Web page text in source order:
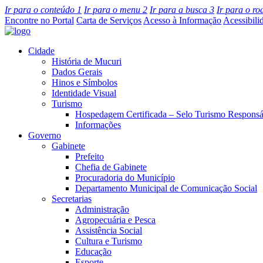
Ir para o conteúdo 1 Ir para o menu 2 Ir para a busca 3 Ir para o
Encontre no Portal Carta de Serviços Acesso à Informação
Cidade
História de Mucuri
Dados Gerais
Hinos e Símbolos
Identidade Visual
Turismo
Hospedagem Certificada – Selo Turismo
Informações
Governo
Gabinete
Prefeito
Chefia de Gabinete
Procuradoria do Município
Departamento Municipal de Comunicação Social
Secretarias
Administração
Agropecuária e Pesca
Assistência Social
Cultura e Turismo
Educação